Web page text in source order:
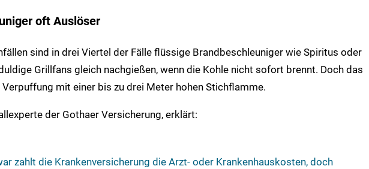
oft Auslöser
sind in drei Viertel der Fälle flüssige Brandbeschleuniger wie Spiritus oder
Grillfans gleich nachgießen, wenn die Kohle nicht sofort brennt. Doch das
mit einer bis zu drei Meter hohen Stichflamme.
der Gothaer Versicherung, erklärt:
zahlt die Krankenversicherung die Arzt- oder Krankenhauskosten, doch